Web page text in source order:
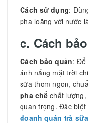
Cách sử dụng:
pha loãng với nước
c. Cách
Cách bảo quản: Để
ánh nắng mặt trời
sữa thơm ngon,
pha chếchất lượng,
quan trọng. Đặc biệt
doanh quán trà sữa